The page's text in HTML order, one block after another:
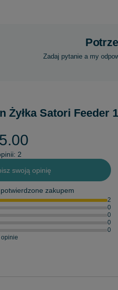
Zadaj pytanie a my
Żyłka Satori Feeder
5.00
2
swoją opinię
zakupem
2
0
0
0
0